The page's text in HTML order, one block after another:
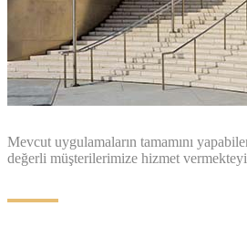
Mevcut uygulamaların tamamını
değerli müşterilerimize hizmet